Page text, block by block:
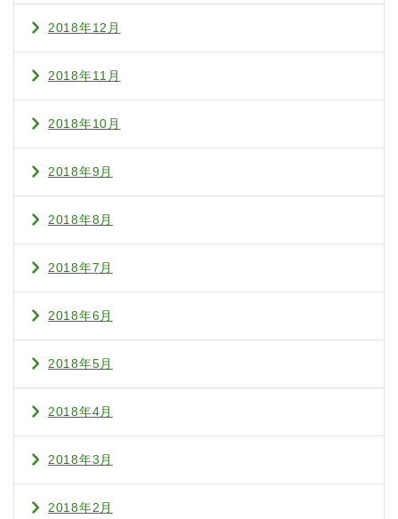
2018年12月
2018年11月
2018年10月
2018年9月
2018年8月
2018年7月
2018年6月
2018年5月
2018年4月
2018年3月
2018年2月